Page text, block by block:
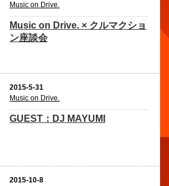
Music on Drive.
Music on Drive. × クルマクショ
ン座談会
2015-5-31
Music on Drive.
GUEST：DJ MAYUMI
2015-10-8